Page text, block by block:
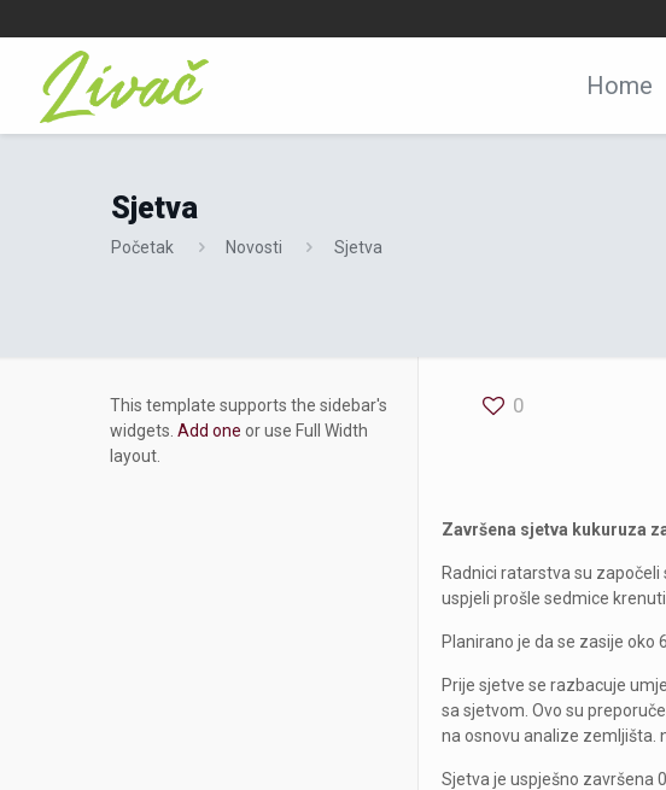
Home
Sjetva
Početak Novosti Sjetva
0
Završena sjetva kukuruza
Radnici ratarstva su
uspjeli prošle sedmice krenuti
Planirano je da se zasije oko
Prije sjetve se razbacuje
sa sjetvom. Ovo su
na osnovu analize zemljišta.
Sjetva je uspješno završena
This template supports the sidebar's
widgets. Add one or use Full Width
layout.